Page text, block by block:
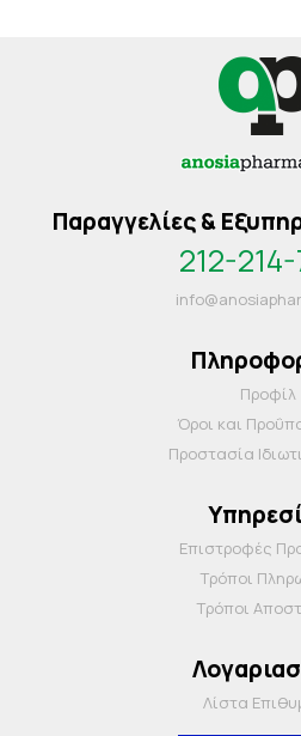
Παραγγελίες &
212-
Προφίλ
Όροι και
Προστασία
Επιστροφές
Τρόποι
Τρόποι
Λίστα